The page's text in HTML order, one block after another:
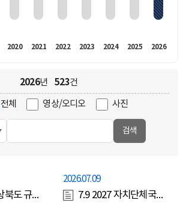
2020 2021 2022 2023 2024 2025 2026
2026년 523건
전체 영상/오디오 사진
검색
7.9 2026 경상북도 규제자유특구 신규 지정 기자회견
2026.07.09
7.9 2027 자치단체국제환경협의회 세계총회 성공개최 협약식(황명석 행정부지사)